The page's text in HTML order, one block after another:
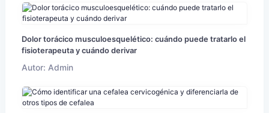
Dolor torácico musculoesquelético: cuándo puede tratarlo el
fisioterapeuta y cuándo derivar
Autor: Admin